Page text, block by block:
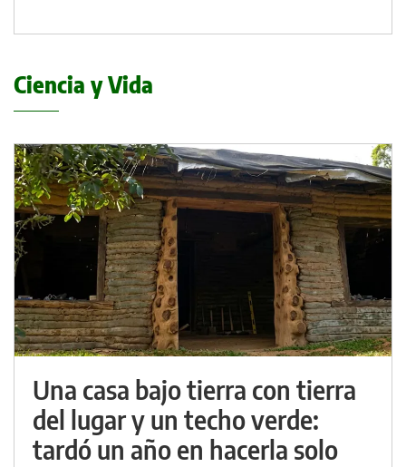
Ciencia y Vida
Una casa bajo tierra con tierra
del lugar y un techo verde:
tardó un año en hacerla solo